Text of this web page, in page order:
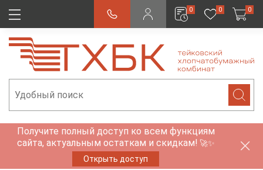
0 0 0
Получите полный доступ ко всем функциям
сайта, актуальным остаткам и скидкам! 🚀✨
Открыть доступ